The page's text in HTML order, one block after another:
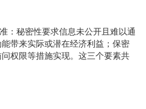
：秘密性要求信息未公开且难以通
带来实际或潜在经济利益；保密
权限等措施实现。这三个要素共